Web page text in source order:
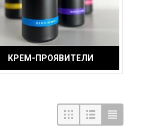
КРЕМ-ПРОЯВИТЕЛИ